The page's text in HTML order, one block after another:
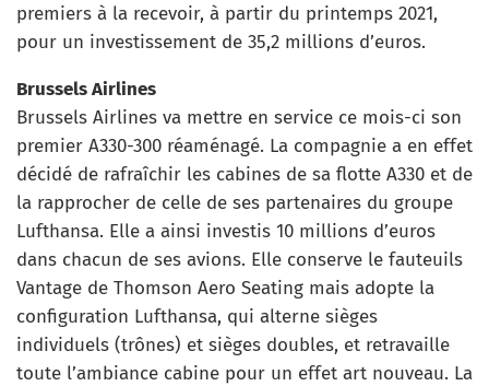
premiers à la recevoir, à partir du printemps 2021,
pour un investissement de 35,2 millions d’euros.
Brussels Airlines
Brussels Airlines va mettre en service ce mois-ci son
premier A330-300 réaménagé. La compagnie a en effet
décidé de rafraîchir les cabines de sa flotte A330 et de
la rapprocher de celle de ses partenaires du groupe
Lufthansa. Elle a ainsi investis 10 millions d’euros
dans chacun de ses avions. Elle conserve le fauteuils
Vantage de Thomson Aero Seating mais adopte la
configuration Lufthansa, qui alterne sièges
individuels (trônes) et sièges doubles, et retravaille
toute l’ambiance cabine pour un effet art nouveau. La